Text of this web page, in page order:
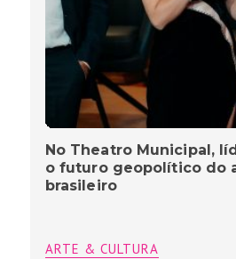
No Theatro Municipal,
o futuro geopolítico do
brasileiro
ARTE & CULTURA